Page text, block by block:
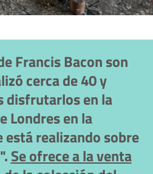
Francis Bacon son
cerca de 40 y
disfrutarlos en la
Londres en la
está realizando sobre
Se ofrece a la venta